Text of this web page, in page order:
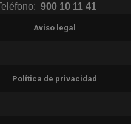
900 10 11 41
Aviso legal
Política de privacidad